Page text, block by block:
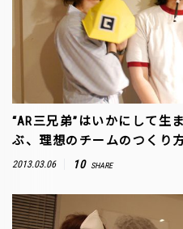
“AR三兄弟”はいかにして生
ぶ、理想のチームのつくり方
2013.03.06 10 SHARE